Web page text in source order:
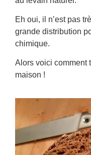
Eh oui, il n’est pas
grande distribution
chimique.
Alors voici comment
maison !